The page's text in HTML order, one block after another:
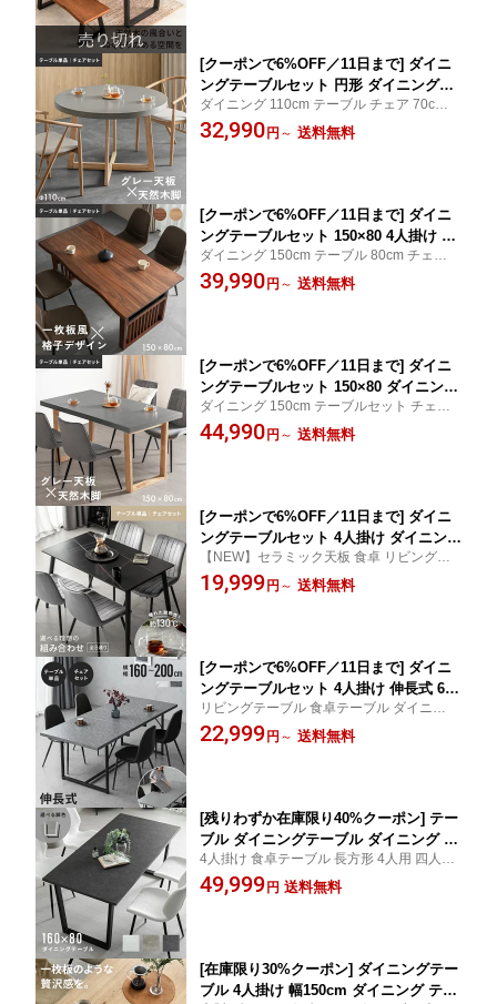
[クーポンで6%OFF／11日まで] ダイニ
ングテーブルセット 円形 ダイニングテ
ーブル 幅110cm 丸ダイニングテーブル
ダイニングチェア 丸テーブル 天然木 丸
ダイニング 110cm テーブル チェア 70cm
セット 2脚 4脚 ラウンドテーブル 食卓テー
ブル 110 円卓 70 食卓 2人 4人
32,990 円 ～ 送料無料
[クーポンで6%OFF／11日まで] ダイニ
ングテーブルセット 150×80 4人掛け 天
然木 長方形 ダイニングテーブル ダイニ
ングセット 食卓テーブル ダイニングチ
ダイニング 150cm テーブル 80cm チェア 1
50 イス 80 椅子 食卓テーブルセット アジャ
スター付き 4人掛 4人 セット モダン
39,990 円 ～ 送料無料
[クーポンで6%OFF／11日まで] ダイニ
ングテーブルセット 150×80 ダイニング
テーブル 4人掛け 長方形 天然木 ダイニ
ングチェア ダイニングセット 食卓テー
ダイニング 150cm テーブルセット チェア 8
0cm テーブル 150 イス 80 椅子 食卓テーブ
ルセット アジャスター付き 4人掛 4人 セッ
44,990 円 ～ 送料無料
[クーポンで6%OFF／11日まで] ダイニ
ングテーブルセット 4人掛け ダイニング
テーブル ダイニングセット 大理石調 5
点セット 120cm セラミックテーブル ダ
【NEW】セラミック天板 食卓 リビングテ
ーブル 食卓テーブル リビング ダイニング
チェア 4脚 セット 韓国風インテリア 韓国
19,999 円 ～ 送料無料
[クーポンで6%OFF／11日まで] ダイニ
ングテーブルセット 4人掛け 伸長式 6人
掛け 160〜200×90cm 大理石調 5点セッ
ト ダイニングテーブル ダイニングセッ
リビングテーブル 食卓テーブル ダイニング
チェア 4脚 セット テーブル単品 リビング
おしゃれ シンプル 韓国 韓国風インテリア
22,999 円 ～ 送料無料
[残りわずか在庫限り40%クーポン] テー
ブル ダイニングテーブル ダイニング 4
人掛 食卓 モダン ナチュラル 160 モルタ
ル調 ストーン柄 セメント調 コンクリー
4人掛け 食卓テーブル 長方形 4人用 四人掛
け 四人用 160cm ストーン調 モダン ホテル
ライク 北欧 リゾート 高級感 韓国 石目 グレ
49,999 円 送料無料
[在庫限り30%クーポン] ダイニングテー
ブル 4人掛け 幅150cm ダイニング テー